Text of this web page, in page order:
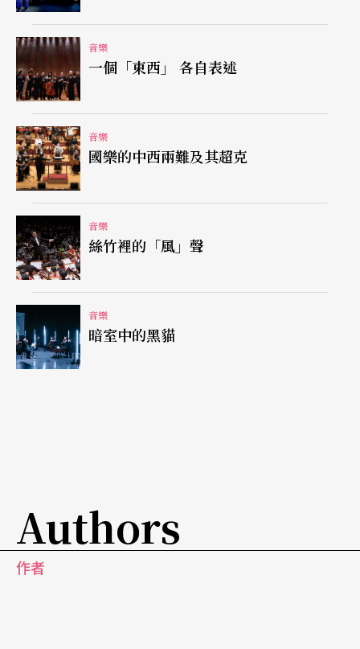
美式輕女高音音色，為濃厚的德奧風添加一點外國
味兒。安克．克拉貝的蘇菲似乎太村姑了些。而加
布麗兒．馮塔娜的元帥夫人則較為滄桑。
中文翻譯趣味盎然
值得一書的是這次的中文翻譯，尤其是為了讓現場
觀眾能夠立即了解，特意模仿劇中帶有維也納腔或
巴伐利亞腔的德文，傳神地轉化為台灣腔國語、廣
東腔國語，給大家帶來許多樂趣，是相當成功的嘗
試。而我們台產的小黑人、合唱團員、演員都相當
入戲且有音樂性。NSO，我們對它的期望更高——
（用點維也納式的說法……）如果演奏的色彩、句
法可以再理查．史特勞斯一點，就更厲害了。（月
鐘……彷彿同時呼應著剛剛劇中「劇」的結束、還
有正在上演的三角戀情如夢般「戲」般既浪漫又脆
音樂
一個「東西」 各自表述
音樂
國樂的中西兩難及其超克
音樂
絲竹裡的「風」聲
音樂
暗室中的黑貓
Authors
作者